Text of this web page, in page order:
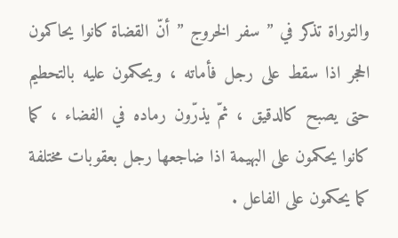
والتوراة تذكر في ” سفر الخروج ” أنّ القضاة كانوا يحاكمون
الحجر اذا سقط على رجل فأماته ، ويحكمون عليه بالتحطيم
حتى يصبح كالدقيق ، ثمّ يذرّون رماده في الفضاء ، كما
كانوا يحكمون على البهيمة اذا ضاجعها رجل بعقوبات مختلفة
كما يحكمون على الفاعل .